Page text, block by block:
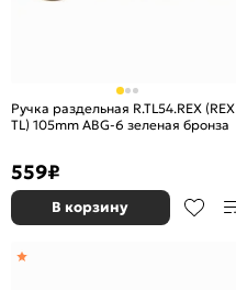
Ручка раздельная R.TL54.REX (REX
TL) 105mm ABG-6 зеленая бронза
559₽
В корзину